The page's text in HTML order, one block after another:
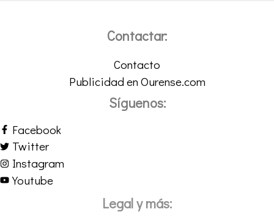
Contactar:
Contacto
Publicidad en Ourense.com
Síguenos:
Facebook
Twitter
Instagram
Youtube
Legal y más: